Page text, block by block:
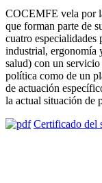
COCEMFE vela por
que forman parte de
cuatro especialidades
industrial, ergonomía
salud) con un
política como de un
de actuación
la actual situación de
Certificado del